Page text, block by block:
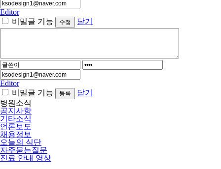
Editor
비밀글 기능
닫기
Editor
비밀글 기능
닫기
병원소식
공지사항
기타소식
언론보도
채용정보
오늘의 식단
자주묻는질문
진료 안내 영상